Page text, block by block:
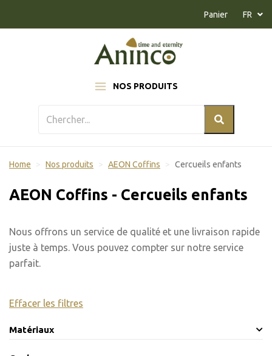
NOS PRODUITS
Panier FR
Home Nos produits AEON Coffins Cercueils enfants
AEON Coffins - Cercueils enfants
Nous offrons un service de qualité et une livraison rapide
juste à temps. Vous pouvez compter sur notre service
parfait.
Effacer les filtres
Matériaux